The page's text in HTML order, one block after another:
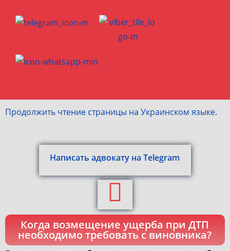
Продолжить чтение страницы на Украинском языке.
Написать адвокату на Telegram
Когда возмещение ущерба при ДТП
необходимо требовать с виновника?